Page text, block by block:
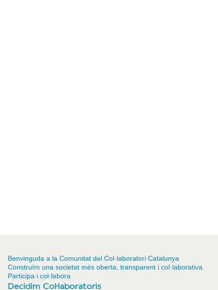
Benvinguda a la Comunitat del Col·laboratori Catalunya
Construïm una societat més oberta, transparent i col·laborativa.
Participa i col·labora
Decidim Col·laboratoris